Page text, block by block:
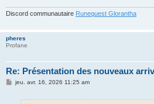
Discord communautaire Runequest Glorantha
pheres
Profane
Re: Présentation des nouveaux
Mjeu. avr. 16, 2026 11:25 am